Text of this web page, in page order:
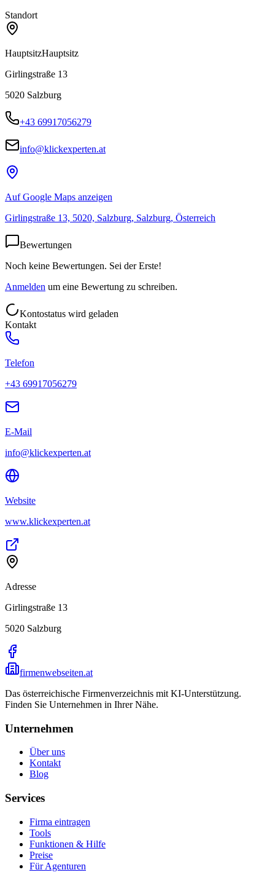
Standort
HauptsitzHauptsitz
Girlingstraße 13
5020 Salzburg
+43 69917056279
info@klickexperten.at
Auf Google Maps anzeigen
Girlingstraße 13, 5020, Salzburg, Salzburg, Österreich
Bewertungen
Noch keine Bewertungen. Sei der Erste!
Anmelden um eine Bewertung zu schreiben.
Kontostatus wird geladen
Kontakt
Telefon
+43 69917056279
E-Mail
info@klickexperten.at
Website
www.klickexperten.at
Adresse
Girlingstraße 13
5020 Salzburg
firmenwebseiten.at
Das österreichische Firmenverzeichnis mit KI-Unterstützung.
Finden Sie Unternehmen in Ihrer Nähe.
Unternehmen
Über uns
Kontakt
Blog
Services
Firma eintragen
Tools
Funktionen & Hilfe
Preise
Für Agenturen